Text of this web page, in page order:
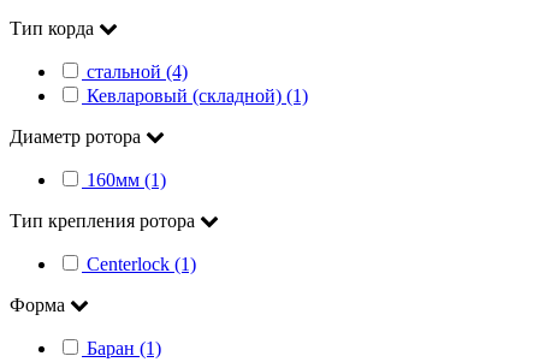
Тип корда
стальной (4)
Кевларовый (складной) (1)
Диаметр ротора
160мм (1)
Тип крепления ротора
Centerlock (1)
Форма
Баран (1)